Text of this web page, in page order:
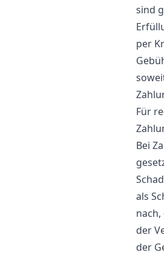
sind
per
Für
Bei
als
der
der